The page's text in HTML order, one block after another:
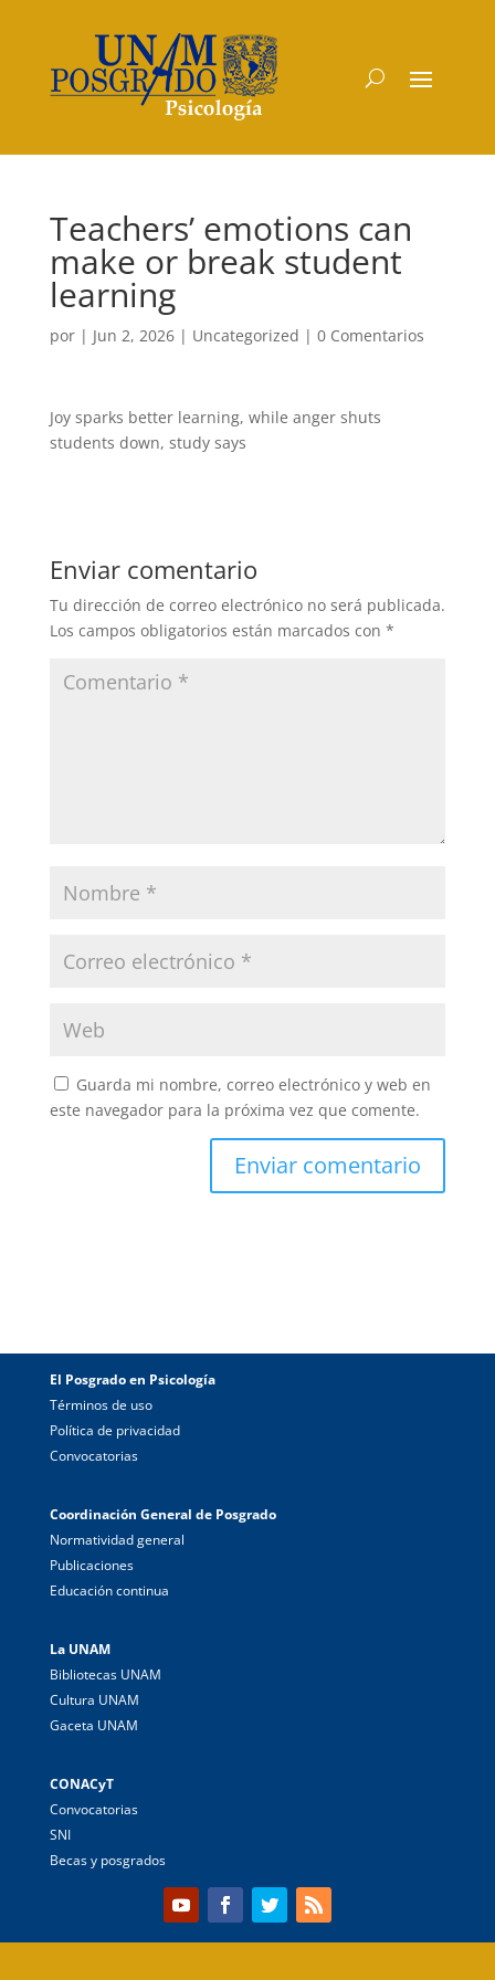
Teachers’ emotions can
make or break student
learning
por | Jun 2, 2026| Uncategorized | 0 Comentarios
Joy sparks better learning, while anger shuts
students down, study says
Enviar comentario
Tu dirección de correo electrónico no será publicada.
Los campos obligatorios están marcados con *
Guarda mi nombre, correo electrónico y web en
este navegador para la próxima vez que comente.
El Posgrado en Psicología
Términos de uso
Política de privacidad
Convocatorias
Coordinación General de Posgrado
Normatividad general
Publicaciones
Educación continua
La UNAM
Bibliotecas UNAM
Cultura UNAM
Gaceta UNAM
CONACyT
Convocatorias
SNI
Becas y posgrados